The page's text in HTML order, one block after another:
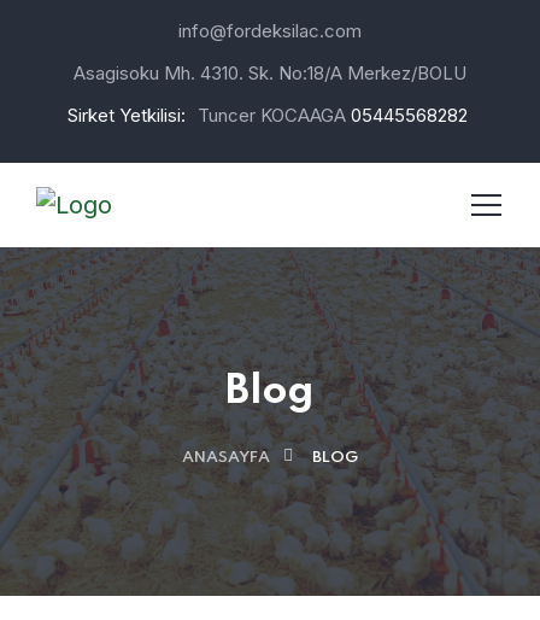
info@fordeksilac.com
Asagisoku Mh. 4310. Sk. No:18/A Merkez/BOLU
Sirket Yetkilisi:
Tuncer KOCAAGA 05445568282
Blog
ANASAYFA BLOG